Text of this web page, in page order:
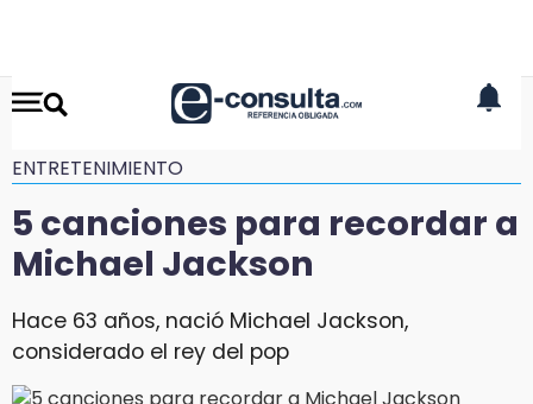
ENTRETENIMIENTO
5 canciones para recordar a
Michael Jackson
Hace 63 años, nació Michael Jackson,
considerado el rey del pop